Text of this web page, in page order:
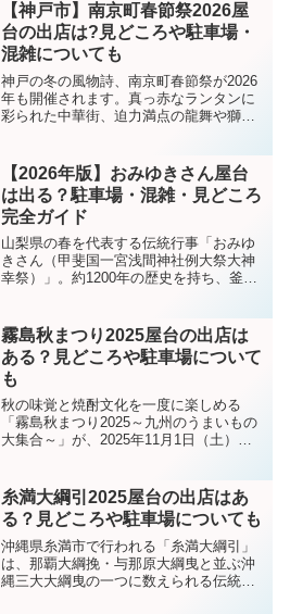
【神戸市】南京町春節祭2026屋
台の出店は?見どころや駐車場・
混雑についても
神戸の冬の風物詩、南京町春節祭が2026
年も開催されます。真っ赤なランタンに
彩られた中華街、迫力満点の龍舞や獅子
れても心が躍りますよね。この記事で
は、南京町春節祭202...
【2026年版】おみゆきさん屋台
は出る？駐車場・混雑・見どころ
完全ガイド
山梨県の春を代表する伝統行事「おみゆ
きさん（甲斐国一宮浅間神社例大祭大神
幸祭）」。約1200年の歴史を持ち、釜無
の？」「駐車場はある？」「どれくらい
混雑するの？」と気に...
霧島秋まつり2025屋台の出店は
ある？見どころや駐車場について
も
秋の味覚と焼酎文化を一度に楽しめる
「霧島秋まつり2025～九州のうまいもの
大集合～」が、2025年11月1日（土）・2
ァクトリーガーデン」（宮崎県都城
市）。今年も、九...
糸満大綱引2025屋台の出店はあ
る？見どころや駐車場についても
沖縄県糸満市で行われる「糸満大綱引」
は、那覇大綱挽・与那原大綱曳と並ぶ沖
縄三大大綱曳の一つに数えられる伝統行